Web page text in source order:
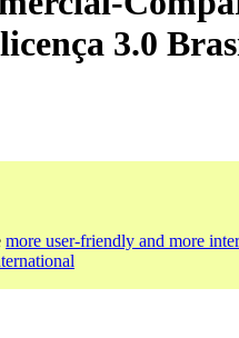
licença 3.0
more user-friendly and more